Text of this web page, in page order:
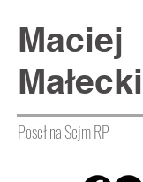
Maciej
Małecki
Poseł na Sejm RP